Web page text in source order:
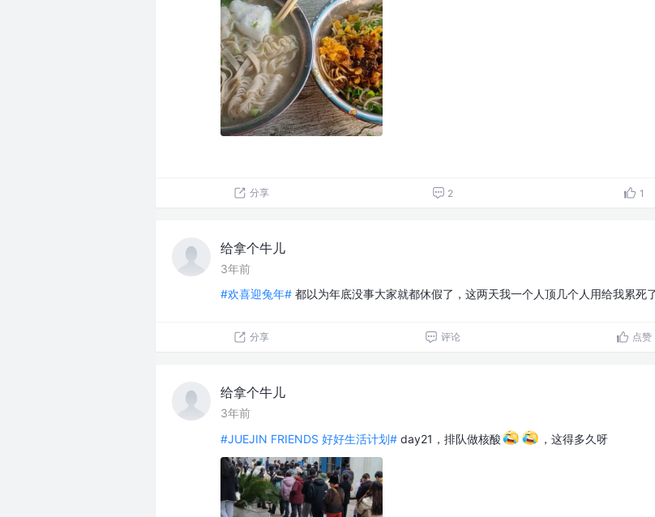
分享 2 1
给拿个牛儿
3年前
#欢喜迎兔年# 都以为年底没事大家就都休假了，这两天我一个人顶几个人用给我累死
分享 评论 点赞
给拿个牛儿
3年前
#JUEJIN FRIENDS 好好生活计划# day21，排队做核酸 ，这得多久呀